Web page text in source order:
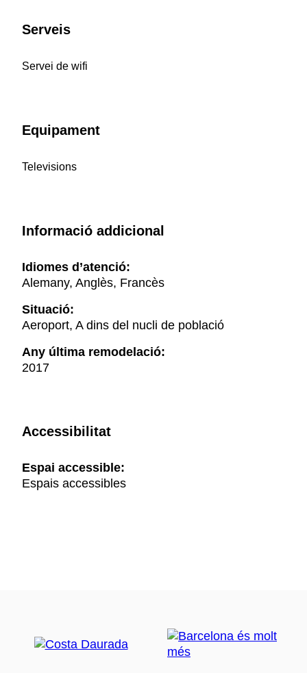
Serveis
Servei de wifi
Equipament
Televisions
Informació addicional
Idiomes d’atenció:
Alemany, Anglès, Francès
Situació:
Aeroport, A dins del nucli de població
Any última remodelació:
2017
Accessibilitat
Espai accessible:
Espais accessibles